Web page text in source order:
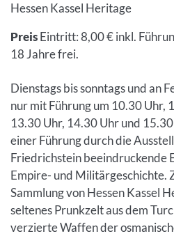
Hessen Kassel Heritage
PreisEintritt: 8,00 € inkl.
18 Jahre frei.
Dienstags bis sonntags und an
nur mit Führung um 10.30 Uhr,
13.30 Uhr, 14.30 Uhr und
einer Führung durch die
Friedrichstein beeindruckende
Empire- und Militärgeschichte.
Sammlung von Hessen Kassel
seltenes Prunkzelt aus dem
verzierte Waffen der